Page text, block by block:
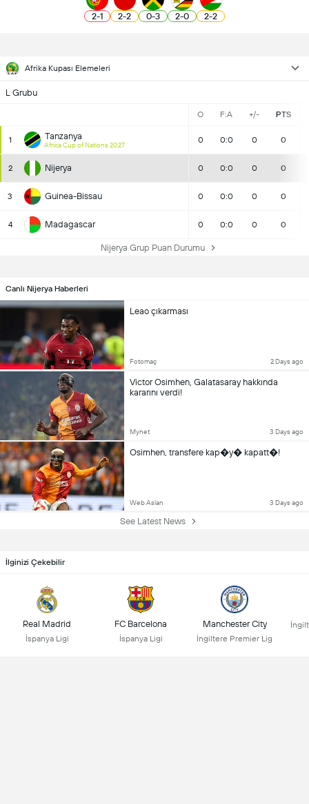
2-1 2-2 0-3 2-0 2-2
Afrika Kupası Elemeleri
L Grubu
O F:A +/- PTS
1 Tanzanya
Africa Cup of Nations 2027
0 0:0 0 0
2 Nijerya 0 0:0 0 0
3 Guinea-Bissau 0 0:0 0 0
4 Madagascar 0 0:0 0 0
Nijerya Grup Puan Durumu
Canlı Nijerya Haberleri
Leao çıkarması
Fotomaç 2 Days ago
Victor Osimhen, Galatasaray hakkında
kararını verdi!
Mynet 3 Days ago
Osimhen, transfere kap�y� kapatt�!
Web Aslan 3 Days ago
See Latest News
İlginizi Çekebilir
Real Madrid
İspanya Ligi
FC Barcelona
İspanya Ligi
Manchester City
İngiltere Premier Lig